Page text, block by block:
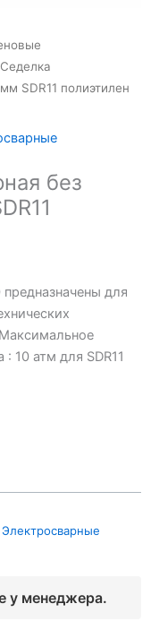
SDR11 полиэтилен
без
для
10 атм для SDR11
Электросварные
у менеджера.